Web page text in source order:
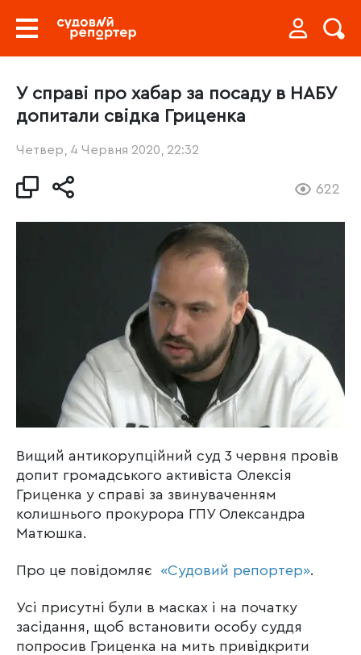
У справі про хабар за посаду в НАБУ
допитали свідка Гриценка
Четвер, 4 Червня 2020, 22:32
622
Вищий антикорупційний суд 3 червня провів
допит громадського активіста Олексія
Гриценка у справі за звинуваченням
колишнього прокурора ГПУ Олександра
Матюшка.
Про це повідомляє «Судовий репортер».
Усі присутні були в масках і на початку
засідання, щоб встановити особу суддя
попросив Гриценка на мить привідкрити